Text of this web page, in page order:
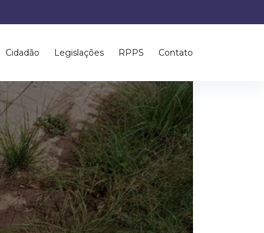
Cidadão Legislações RPPS Contato